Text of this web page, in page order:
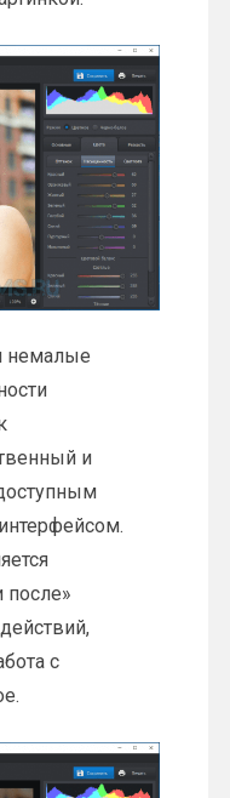
немалые
и
после»
с